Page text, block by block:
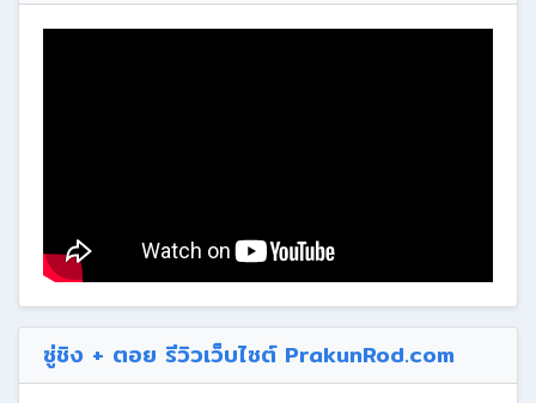
ซู่ชิง + ตอย รีวิวเว็บไซต์ PrakunRod.com